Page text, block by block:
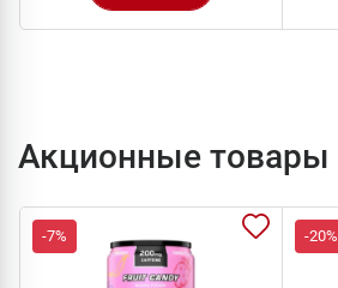
Акционные товары
-7% -20%